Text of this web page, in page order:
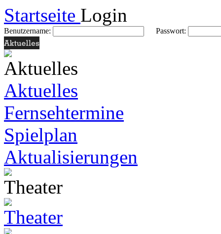
Startseite Login
Benutzername: Passwort:
Aktuelles
Fernsehtermine
Spielplan
Aktualisierungen